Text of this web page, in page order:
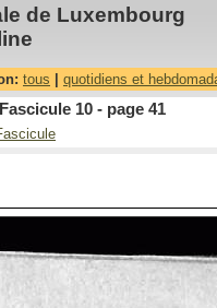
de Luxembourg
tous quotidiens et
10 - page 41